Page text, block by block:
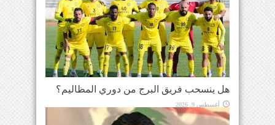
هل ينسحب فريق البرج من دوري المظاليم؟
أغسطس 9, 2026